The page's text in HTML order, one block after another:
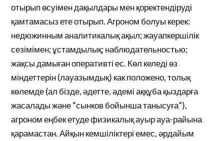
отырып өсуімен дақылдары мен қоректендіруді
қамтамасыз ете отырып. Агроном болуы керек:
недюжинным аналитикалық ақыл; жауапкершілік
сезімімен; ұстамдылық; наблюдательностью;
жақсы дамыған оперативті ес. Көл келеді өз
міндеттерін (лауазымдық) как положено, толық
көлемде (ал бізде, әдетте, әдемі аққұба қыздарға
жасалады және “сынков бойынша танысуға”),
агроном еңбек етуде физикалық ауыр ауа-райына
қарамастан. Айқын кемшіліктері емес, әрдайым